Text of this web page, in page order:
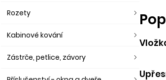
Rozety
Kabinové kování
Zástrče, petlice, závory